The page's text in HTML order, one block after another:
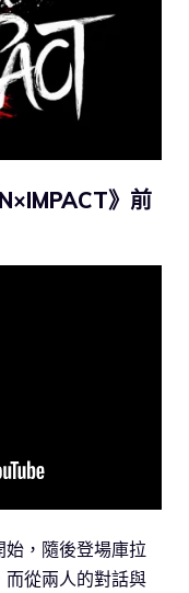
》前
，隨後登場庫拉
而從兩人的對話與